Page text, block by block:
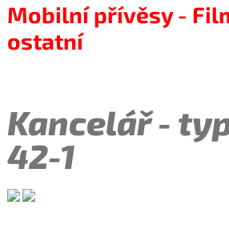
Mobilní přívěsy -
ostatní
Kancelář -
42-1